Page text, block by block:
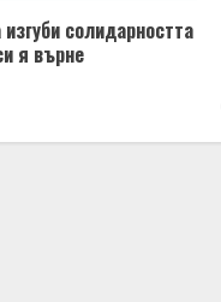
солидарността
я върне